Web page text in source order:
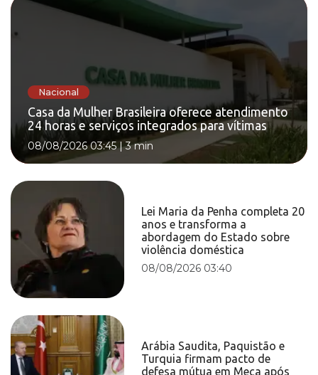
Nacional
Casa da Mulher Brasileira oferece atendimento
24 horas e serviços integrados para vítimas
08/08/2026 03:45|3 min
Lei Maria da Penha completa 20
anos e transforma a
abordagem do Estado sobre
violência doméstica
08/08/2026 03:40
Arábia Saudita, Paquistão e
Turquia firmam pacto de
defesa mútua em Meca após